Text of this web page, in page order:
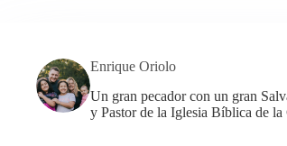
Enrique Oriolo
Un gran pecador con un gran
y Pastor de la Iglesia Bíblica de la